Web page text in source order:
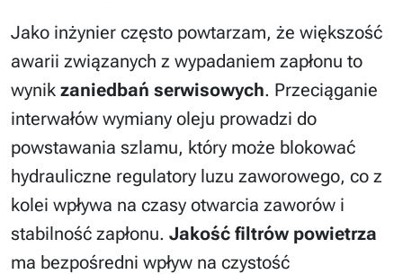
Jako inżynier często powtarzam, że większość
awarii związanych z wypadaniem zapłonu to
wynik zaniedbań serwisowych. Przeciąganie
interwałów wymiany oleju prowadzi do
powstawania szlamu, który może blokować
hydrauliczne regulatory luzu zaworowego, co z
kolei wpływa na czasy otwarcia zaworów i
stabilność zapłonu. Jakość filtrów powietrza
ma bezpośredni wpływ na czystość